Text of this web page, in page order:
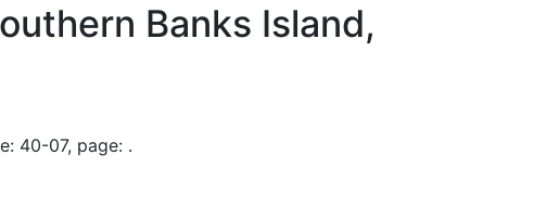
Banks Island,
40-07, page: .